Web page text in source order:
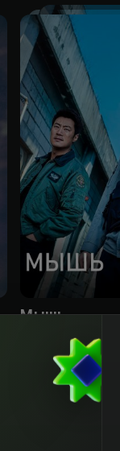
Мышь